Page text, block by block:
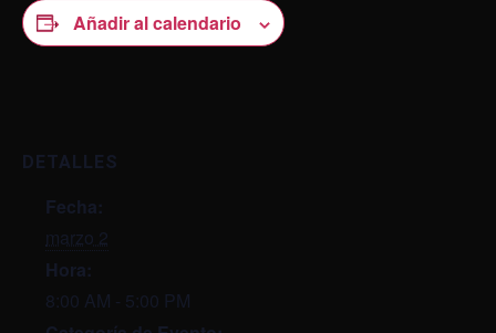
Añadir al calendario
DETALLES
Fecha:
marzo 2
Hora:
8:00 AM - 5:00 PM